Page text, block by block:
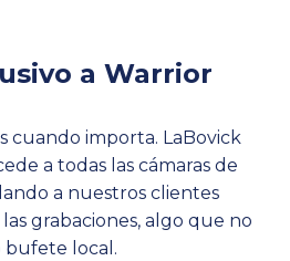
a Warrior
cuando importa. LaBovick
a todas las cámaras de
a nuestros clientes
grabaciones, algo que no
local.